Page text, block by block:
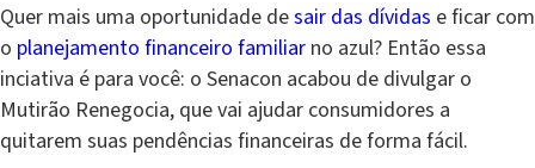
Quer mais uma oportunidade desair das dívidas e ficar com
o planejamento financeiro familiar no azul? Então essa
inciativa é para você: o Senacon acabou de divulgar o
Mutirão Renegocia, que vai ajudar consumidores a
quitarem suas pendências financeiras de forma fácil.